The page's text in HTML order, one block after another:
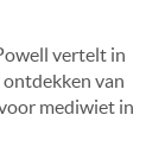
vertelt in
van
mediwiet in